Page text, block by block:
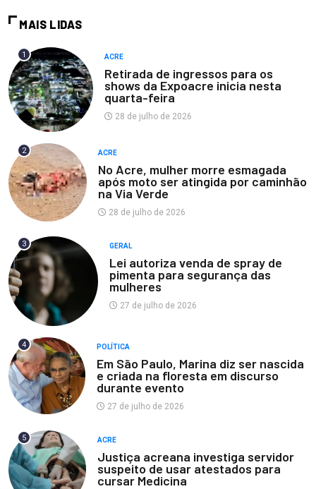
MAIS LIDAS
1 ACRE
Retirada de ingressos para os
shows da Expoacre inicia nesta
quarta-feira
28 de julho de 2026
2 ACRE
No Acre, mulher morre esmagada
após moto ser atingida por caminhão
na Via Verde
28 de julho de 2026
3 GERAL
Lei autoriza venda de spray de
pimenta para segurança das
mulheres
27 de julho de 2026
4 POLÍTICA
Em São Paulo, Marina diz ser nascida
e criada na floresta em discurso
durante evento
27 de julho de 2026
5 ACRE
Justiça acreana investiga servidor
suspeito de usar atestados para
cursar Medicina